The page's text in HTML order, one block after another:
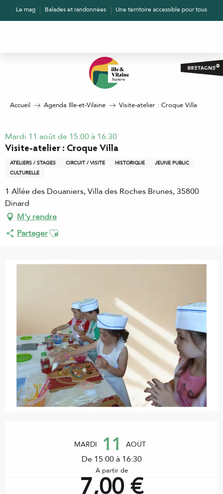
AllerLe mag Balades et randonnées Une territoire accessible pour tous
Accueil Agenda Ille-et-Vilaine Visite-atelier : Croque Villa
Mardi 11 août de 15:00 à 16:30
Visite-atelier : Croque Villa
ATELIERS / STAGES CIRCUIT / VISITE HISTORIQUE
JEUNE PUBLIC
CULTURELLE
1 Allée des Douaniers, Villa des Roches Brunes, 35800
Dinard
M'y rendre
PartagerAjouter aux favoris
MARDI 11 AOÛT
De 15:00 à 16:30
À partir de
7,00 €